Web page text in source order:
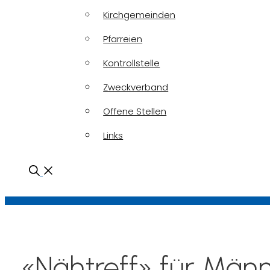
Kirchgemeinden
Pfarreien
Kontrollstelle
Zweckverband
Offene Stellen
Links